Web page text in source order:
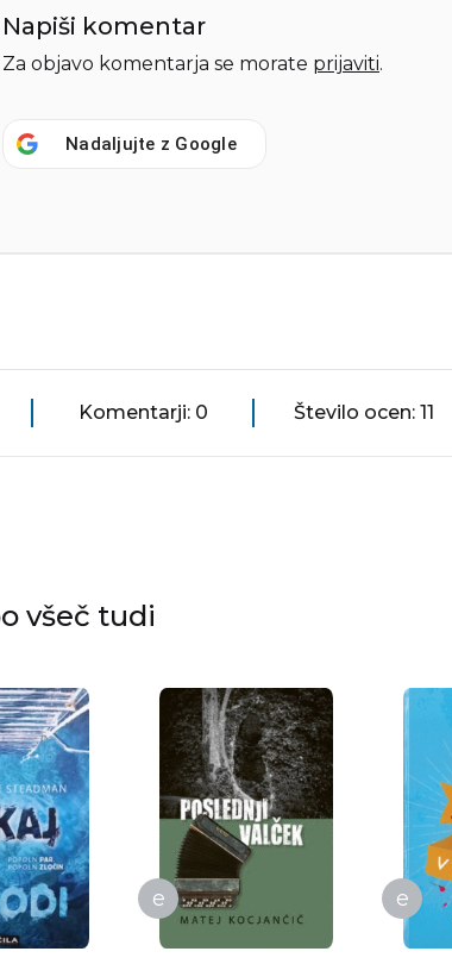
Napiši komentar
Za objavo komentarja se morate prijaviti.
Nadaljujte z Google
Komentarji: 0 Število ocen: 11
všeč tudi
e e